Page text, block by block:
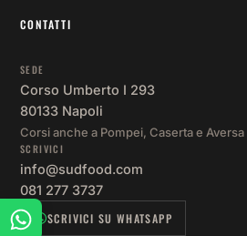
CONTATTI
SEDE
Corso Umberto I 293
80133 Napoli
Corsi anche a Pompei, Caserta e Aversa
SCRIVICI
info@sudfood.com
081 277 3737
SCRIVICI SU WHATSAPP